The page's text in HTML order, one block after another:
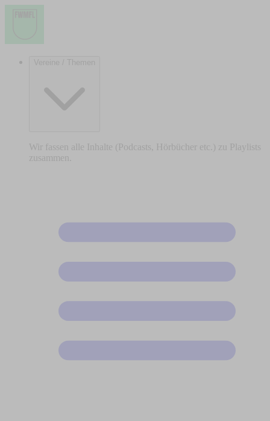
Vereine / Themen
Wir fassen alle Inhalte (Podcasts, Hörbücher etc.) zu Playlists
zusammen.